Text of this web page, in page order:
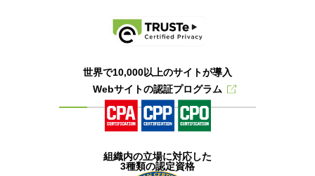
世界で10,000以上のサイトが導入
Webサイトの認証プログラム
組織内の立場に対応した
3種類の認定資格